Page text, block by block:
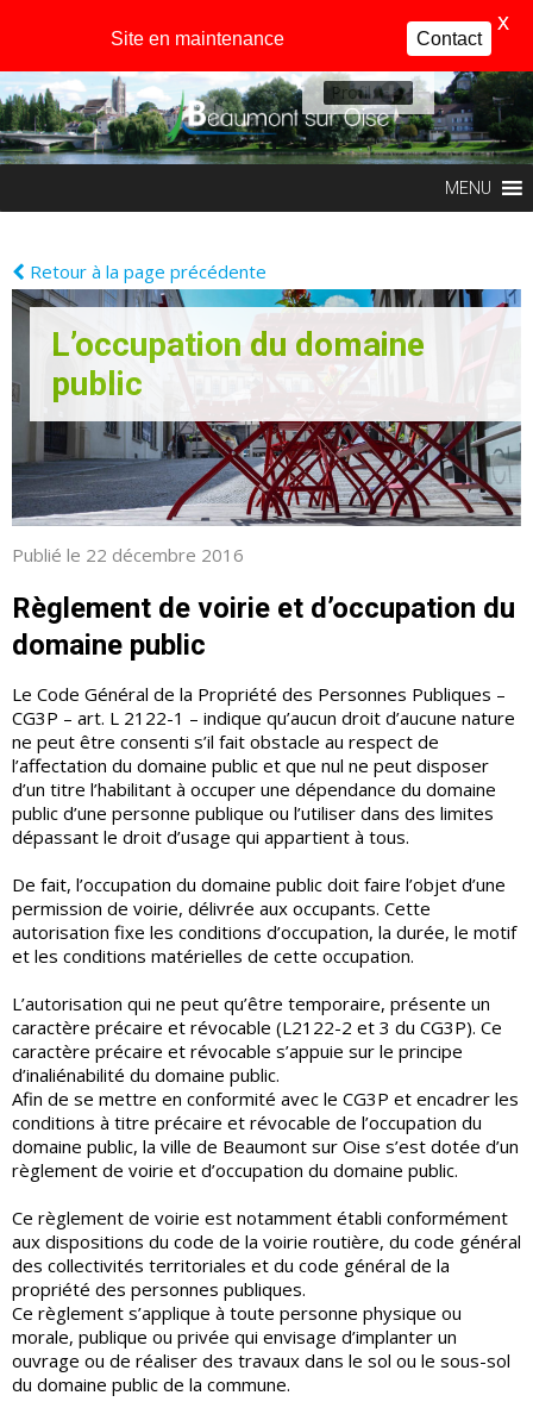
Profil
MENU
Retour à la page précédente
L’occupation du domaine
public
Publié le 22 décembre 2016
Règlement de voirie et d’occupation du
domaine public
Le Code Général de la Propriété des Personnes Publiques –
CG3P – art. L 2122-1 – indique qu’aucun droit d’aucune nature
ne peut être consenti s’il fait obstacle au respect de
l’affectation du domaine public et que nul ne peut disposer
d’un titre l’habilitant à occuper une dépendance du domaine
public d’une personne publique ou l’utiliser dans des limites
dépassant le droit d’usage qui appartient à tous.
De fait, l’occupation du domaine public doit faire l’objet d’une
permission de voirie, délivrée aux occupants. Cette
autorisation fixe les conditions d’occupation, la durée, le motif
et les conditions matérielles de cette occupation.
L’autorisation qui ne peut qu’être temporaire, présente un
caractère précaire et révocable (L2122-2 et 3 du CG3P). Ce
caractère précaire et révocable s’appuie sur le principe
d’inaliénabilité du domaine public.
Afin de se mettre en conformité avec le CG3P et encadrer les
conditions à titre précaire et révocable de l’occupation du
domaine public, la ville de Beaumont sur Oise s’est dotée d’un
règlement de voirie et d’occupation du domaine public.
Ce règlement de voirie est notamment établi conformément
aux dispositions du code de la voirie routière, du code général
des collectivités territoriales et du code général de la
propriété des personnes publiques.
Ce règlement s’applique à toute personne physique ou
morale, publique ou privée qui envisage d’implanter un
ouvrage ou de réaliser des travaux dans le sol ou le sous-sol
du domaine public de la commune.
Site en maintenance Contact
X